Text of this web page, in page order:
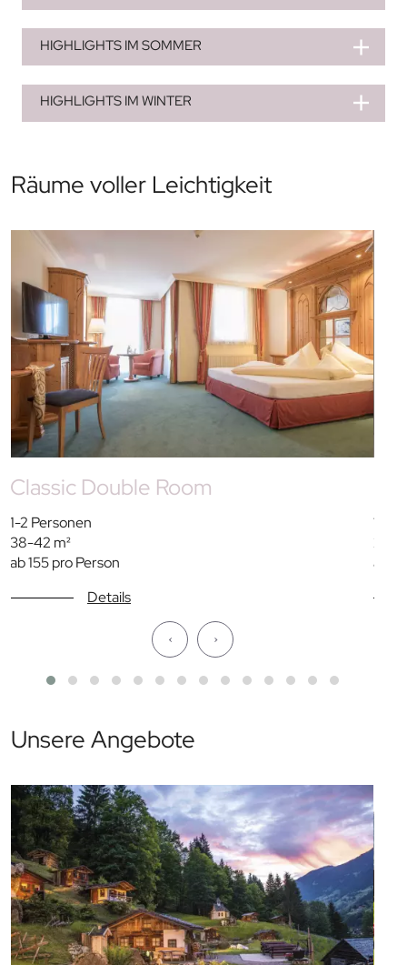
HIGHLIGHTS IM SOMMER
HIGHLIGHTS IM WINTER
Räume voller Leichtigkeit
Classic Double Room
1-2 Personen
38-42 m²
ab 155 pro Person
Details
1
27-
ab
‹ ›
Unsere Angebote